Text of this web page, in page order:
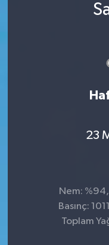
23
Nem: %94,
Basınç:
Toplam